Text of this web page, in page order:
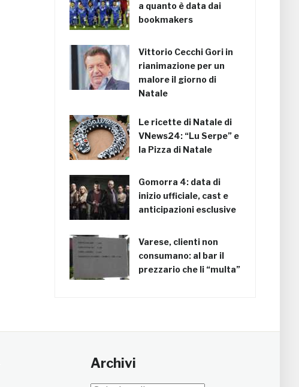
a quanto è data dai
bookmakers
Vittorio Cecchi Gori in
rianimazione per un
malore il giorno di
Natale
Le ricette di Natale di
VNews24: “Lu Serpe” e
la Pizza di Natale
Gomorra 4: data di
inizio ufficiale, cast e
anticipazioni esclusive
Varese, clienti non
consumano: al bar il
prezzario che li “multa”
Archivi